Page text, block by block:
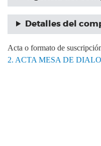
Detalles del
Acta o formato de
2. ACTA MESA DE